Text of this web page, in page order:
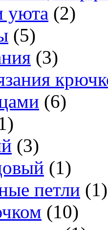
уюта (2)
(5)
(3)
(6)
(3)
(1)
петли (1)
(10)